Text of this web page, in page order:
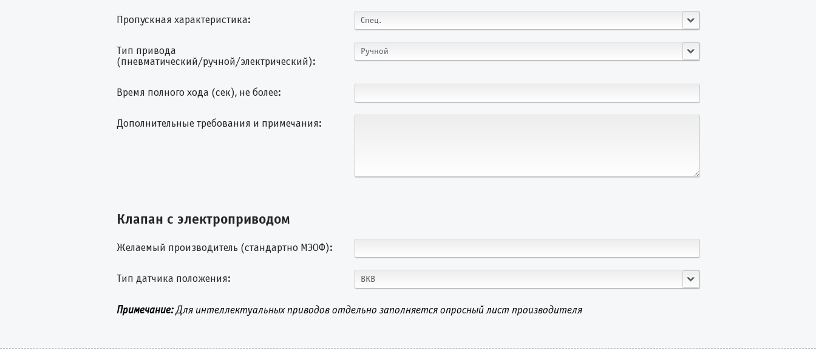
Пропускная характеристика: Спец.
Тип привода
(пневматический/ручной/электрический):
Ручной
Время полного хода (сек), не более:
Дополнительные требования и примечания:
Клапан с электроприводом
Желаемый производитель (стандартно МЭОФ):
Тип датчика положения: ВКВ
Примечание:Для интеллектуальных приводов отдельно заполняется опросный лист производителя